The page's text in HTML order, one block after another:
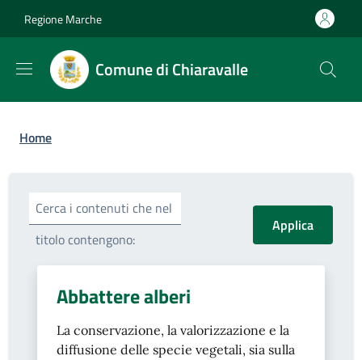
Regione Marche
Comune di Chiaravalle
Briciole di pane
Home
Cerca i contenuti che nel
titolo contengono:
Abbattere alberi
La conservazione, la valorizzazione e la
diffusione delle specie vegetali, sia sulla